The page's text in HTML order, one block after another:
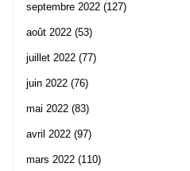
septembre 2022 (127)
août 2022 (53)
juillet 2022 (77)
juin 2022 (76)
mai 2022 (83)
avril 2022 (97)
mars 2022 (110)